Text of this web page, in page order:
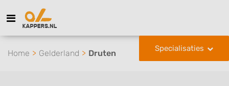
Specialisaties
Home Gelderland Druten